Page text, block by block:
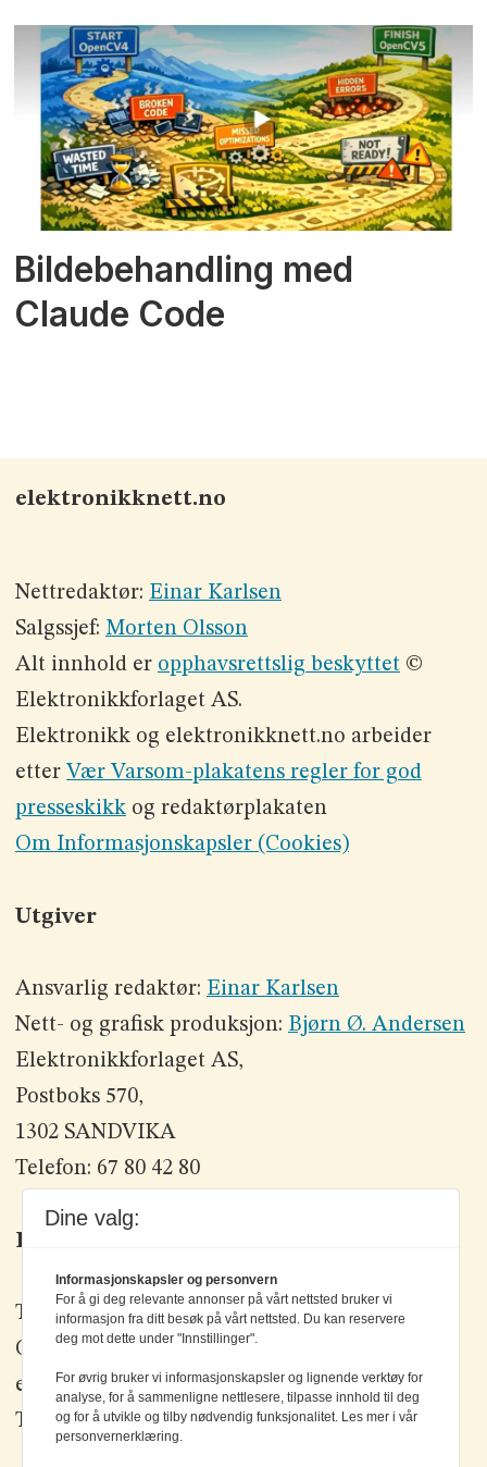
Bildebehandling med
Claude Code
elektronikknett.no
Nettredaktør: Einar Karlsen
Salgssjef: Morten Olsson
Alt innhold er opphavsrettslig beskyttet©
Elektronikkforlaget AS.
Elektronikk og elektronikknett.no arbeider
etter Vær Varsom-plakatens regler for god
presseskikkog redaktørplakaten
Om Informasjonskapsler (Cookies)
Utgiver
Ansvarlig redaktør: Einar Karlsen
Nett- og grafisk produksjon: Bjørn Ø. Andersen
Elektronikkforlaget AS,
Postboks 570,
1302 SANDVIKA
Telefon: 67 80 42 80
Kontakt oss
Tlf: +47 67 80 42 80
Olav Brunborgs vei 6, 1396 Billingstad
epost: elektronikk@elektronikkforlaget.no
Tips oss:tips@elektronikkforlaget.no
Dine valg:
Informasjonskapsler og personvern
For å gi deg relevante annonser på vårt nettsted bruker vi
informasjon fra ditt besøk på vårt nettsted. Du kan reservere
deg mot dette under "Innstillinger".
For øvrig bruker vi informasjonskapsler og lignende verktøy for
analyse, for å sammenligne nettlesere, tilpasse innhold til deg
og for å utvikle og tilby nødvendig funksjonalitet. Les mer i vår
personvernerklæring.